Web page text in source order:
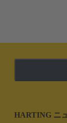
HARTING ニ